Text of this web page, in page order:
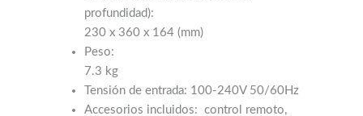
Peso:
7.3 kg
Tensión de entrada: 100-240V 50/60Hz
Accesorios incluidos: control remoto,
cable analógico 3.5mm – 3.5mm, cable
analógico 3.5mm – RCA, cable óptico,